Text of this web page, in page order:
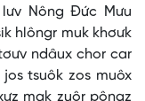
Nông Đức Mưu
hlôngr muk khơưk
ndâux chor car
tsuôk zos muôx
mak zuôr pôngz